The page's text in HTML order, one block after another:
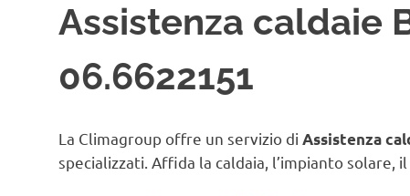
Assistenza caldaie
06.6622151
La Climagroup offre un servizio di Assistenza
specializzati. Affida la caldaia, l’impianto solare,